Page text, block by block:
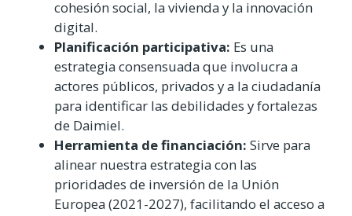
cohesión social, la vivienda y la innovación
digital.
Planificación participativa: Es una
estrategia consensuada que involucra a
actores públicos, privados y a la ciudadanía
para identificar las debilidades y fortalezas
de Daimiel.
Herramienta de financiación: Sirve para
alinear nuestra estrategia con las
prioridades de inversión de la Unión
Europea (2021-2027), facilitando el acceso a